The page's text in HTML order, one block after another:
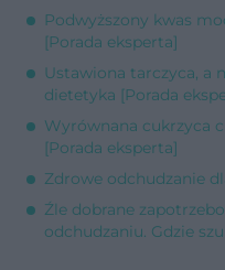
Podwyższony kwas
[Porada eksperta]
Ustawiona tarczyca, a
dietetyka [Porada
Wyrównana cukrzyca
[Porada eksperta]
Zdrowe odchudzanie
Źle dobrane
odchudzaniu. Gdzie